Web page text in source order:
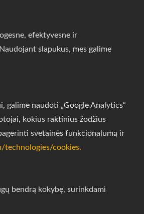
efektyvesne ir
slapukus, mes galime
galime naudoti „Google Analytics“
kokius raktinius žodžius
svetainės funkcionalumą ir
technologies/cookies.
bendrą kokybę, surinkdami